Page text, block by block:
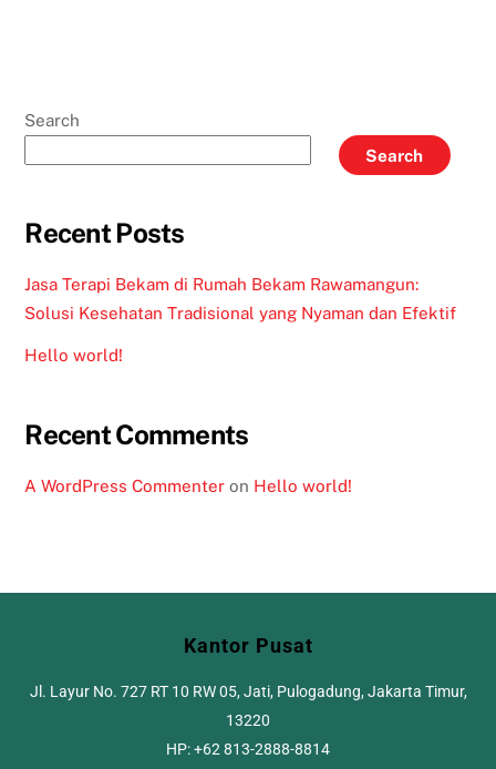
Search
Search
Recent Posts
Jasa Terapi Bekam di Rumah Bekam Rawamangun:
Solusi Kesehatan Tradisional yang Nyaman dan Efektif
Hello world!
Recent Comments
A WordPress Commenter on Hello world!
Kantor Pusat
Jl. Layur No. 727 RT 10 RW 05, Jati, Pulogadung, Jakarta Timur,
13220
HP: +62 813-2888-8814